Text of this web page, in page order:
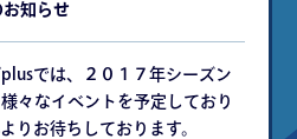
知らせ
では、２０１７年シーズン
々なイベントを予定しており
りお待ちしております。